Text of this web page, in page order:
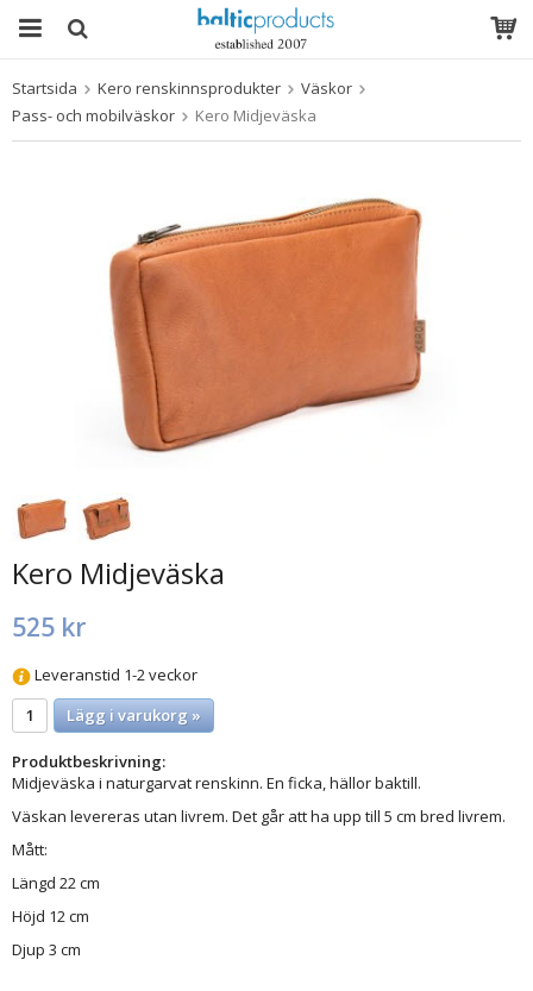
Produkten har blivit tillagd i varukorgen
Startsida Kero renskinnsprodukter
Väskor
Pass- och mobilväskor
Kero Midjeväska
Kero Midjeväska
525 kr
Leveranstid 1-2 veckor
Lägg i varukorg »
Produktbeskrivning:
Midjeväska i naturgarvat renskinn. En ficka, hällor baktill.
Väskan levereras utan livrem. Det går att ha upp till 5 cm bred livrem.
Mått:
Längd 22 cm
Höjd 12 cm
Djup 3 cm